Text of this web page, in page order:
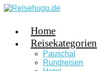
Home
Reisekategorien
Pauschal
Rundreisen